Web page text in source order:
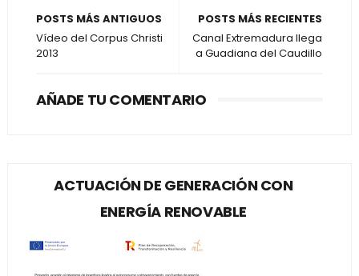
POSTS MÁS RECIENTES
Canal Extremadura llega
a Guadiana del Caudillo
POSTS MÁS ANTIGUOS
Vídeo del Corpus Christi
2013
AÑADE TU COMENTARIO
ACTUACIÓN DE GENERACIÓN CON
ENERGÍA RENOVABLE